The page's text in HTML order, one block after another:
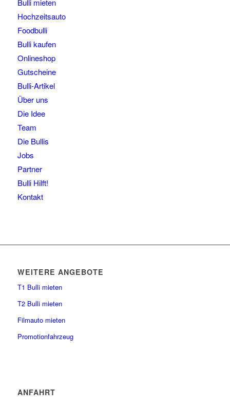
Bulli mieten
Hochzeitsauto
Foodbulli
Bulli kaufen
Onlineshop
Gutscheine
Bulli-Artikel
Über uns
Die Idee
Team
Die Bullis
Jobs
Partner
Bulli Hilft!
Kontakt
WEITERE ANGEBOTE
T1 Bulli mieten
T2 Bulli mieten
Filmauto mieten
Promotionfahrzeug
ANFAHRT